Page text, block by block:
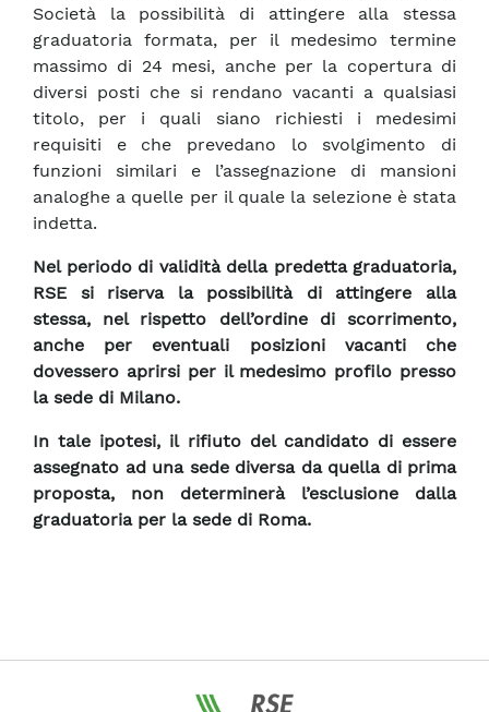
Società la possibilità di attingere alla stessa
graduatoria formata, per il medesimo termine
massimo di 24 mesi, anche per la copertura di
diversi posti che si rendano vacanti a qualsiasi
titolo, per i quali siano richiesti i medesimi
requisiti e che prevedano lo svolgimento di
funzioni similari e l’assegnazione di mansioni
analoghe a quelle per il quale la selezione è stata
indetta.
Nel periodo di validità della predetta graduatoria,
RSE si riserva la possibilità di attingere alla
stessa, nel rispetto dell’ordine di scorrimento,
anche per eventuali posizioni vacanti che
dovessero aprirsi per il medesimo profilo presso
la sede di Milano.
In tale ipotesi, il rifiuto del candidato di essere
assegnato ad una sede diversa da quella di prima
proposta, non determinerà l’esclusione dalla
graduatoria per la sede di Roma.